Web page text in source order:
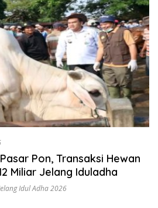
Pon, Transaksi Hewan
Miliar Jelang Iduladha
Idul Adha 2026